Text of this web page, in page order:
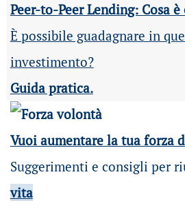
Peer-to-Peer Lending: Cosa
È possibile guadagnare in
investimento?
Guida pratica.
Vuoi aumentare la tua forza
Suggerimenti e consigli per
vita